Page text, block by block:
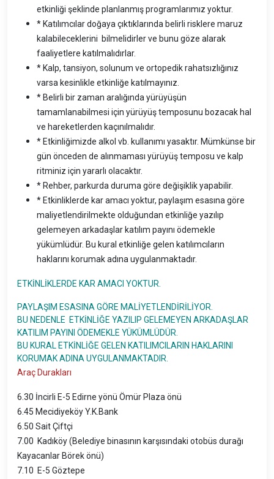
etkinliği şeklinde planlanmış programlarımız yoktur.
* Katılımcılar doğaya çıktıklarında belirli risklere maruz
kalabileceklerini bilmelidirler ve bunu göze alarak
faaliyetlere katılmalıdırlar.
* Kalp, tansiyon, solunum ve ortopedik rahatsızlığınız
varsa kesinlikle etkinliğe katılmayınız.
* Belirli bir zaman aralığında yürüyüşün
tamamlanabilmesi için yürüyüş temposunu bozacak hal
ve hareketlerden kaçınılmalıdır.
* Etkinliğimizde alkol vb. kullanımı yasaktır. Mümkünse bir
gün önceden de alınmaması yürüyüş temposu ve kalp
ritminiz için yararlı olacaktır.
* Rehber, parkurda duruma göre değişiklik yapabilir.
* Etkinliklerde kar amacı yoktur, paylaşım esasına göre
maliyetlendirilmekte olduğundan etkinliğe yazılıp
gelemeyen arkadaşlar katılım payını ödemekle
yükümlüdür. Bu kural etkinliğe gelen katılımcıların
haklarını korumak adına uygulanmaktadır.
ETKİNLİKLERDE KAR AMACI YOKTUR.
PAYLAŞIM ESASINA GÖRE MALİYETLENDİRİLİYOR.
BU NEDENLE ETKİNLİĞE YAZILIP GELEMEYEN ARKADAŞLAR
KATILIM PAYINI ÖDEMEKLE YÜKÜMLÜDÜR.
BU KURAL ETKİNLİĞE GELEN KATILIMCILARIN HAKLARINI
KORUMAK ADINA UYGULANMAKTADIR.
Araç Durakları
6.30 İncirli E-5 Edirne yönü Ömür Plaza önü
6.45 Mecidiyeköy Y.K.Bank
6.50 Sait Çiftçi
7.00 Kadıköy (Belediye binasının karşısındaki otobüs durağı
Kayacanlar Börek önü)
7.10 E-5 Göztepe